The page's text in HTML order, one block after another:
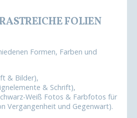
FOLIEN
Formen, Farben und
& Bilder),
& Schrift),
Weiß Fotos & Farbfotos für
Vergangenheit und Gegenwart).